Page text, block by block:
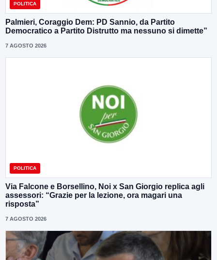
POLITICA
Palmieri, Coraggio Dem: PD Sannio, da Partito
Democratico a Partito Distrutto ma nessuno si dimette”
7 AGOSTO 2026
POLITICA
Via Falcone e Borsellino, Noi x San Giorgio replica agli
assessori: “Grazie per la lezione, ora magari una
risposta”
7 AGOSTO 2026